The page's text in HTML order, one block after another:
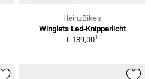
HeinzBikes
Winglets Led-Knipperlicht
€ 189,001